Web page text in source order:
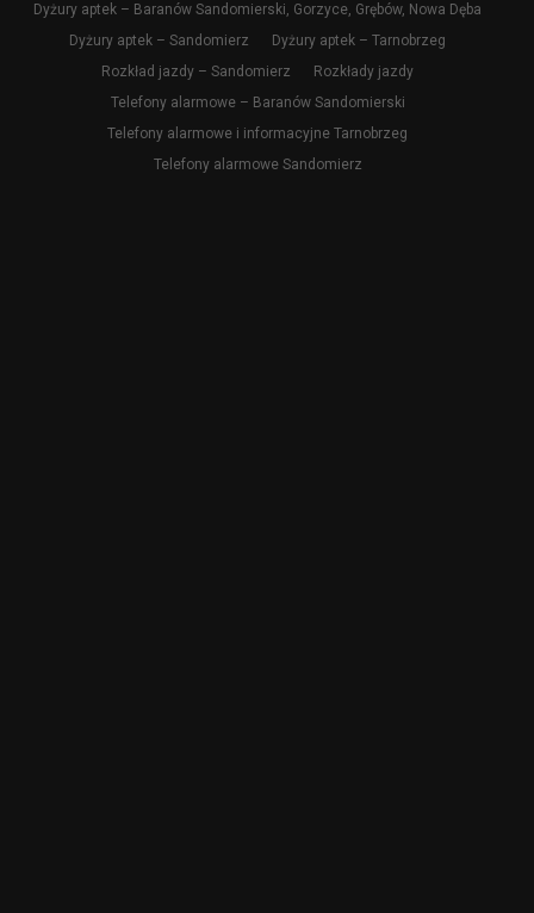
Dyżury aptek – Baranów Sandomierski, Gorzyce, Grębów, Nowa Dęba
Dyżury aptek – Sandomierz
Dyżury aptek – Tarnobrzeg
Rozkład jazdy – Sandomierz
Rozkłady jazdy
Telefony alarmowe – Baranów Sandomierski
Telefony alarmowe i informacyjne Tarnobrzeg
Telefony alarmowe Sandomierz